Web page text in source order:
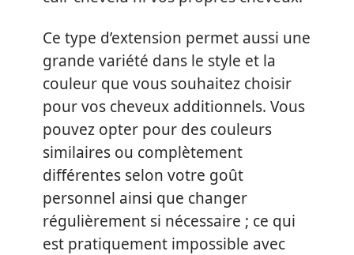
Ce type d’extension permet aussi une
grande variété dans le style et la
couleur que vous souhaitez choisir
pour vos cheveux additionnels. Vous
pouvez opter pour des couleurs
similaires ou complètement
différentes selon votre goût
personnel ainsi que changer
régulièrement si nécessaire ; ce qui
est pratiquement impossible avec